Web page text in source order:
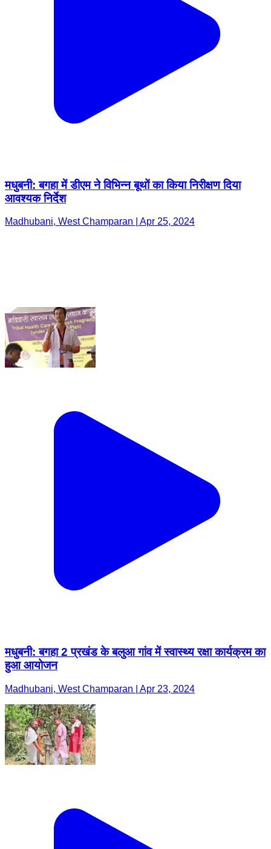
मधुबनी: बगहा में डीएम ने विभिन्न बूथों का किया निरीक्षण दिया
आवश्यक निर्देश
Madhubani, West Champaran | Apr 25, 2024
मधुबनी: बगहा 2 प्रखंड के बलुआ गांव में स्वास्थ्य रक्षा कार्यक्रम का